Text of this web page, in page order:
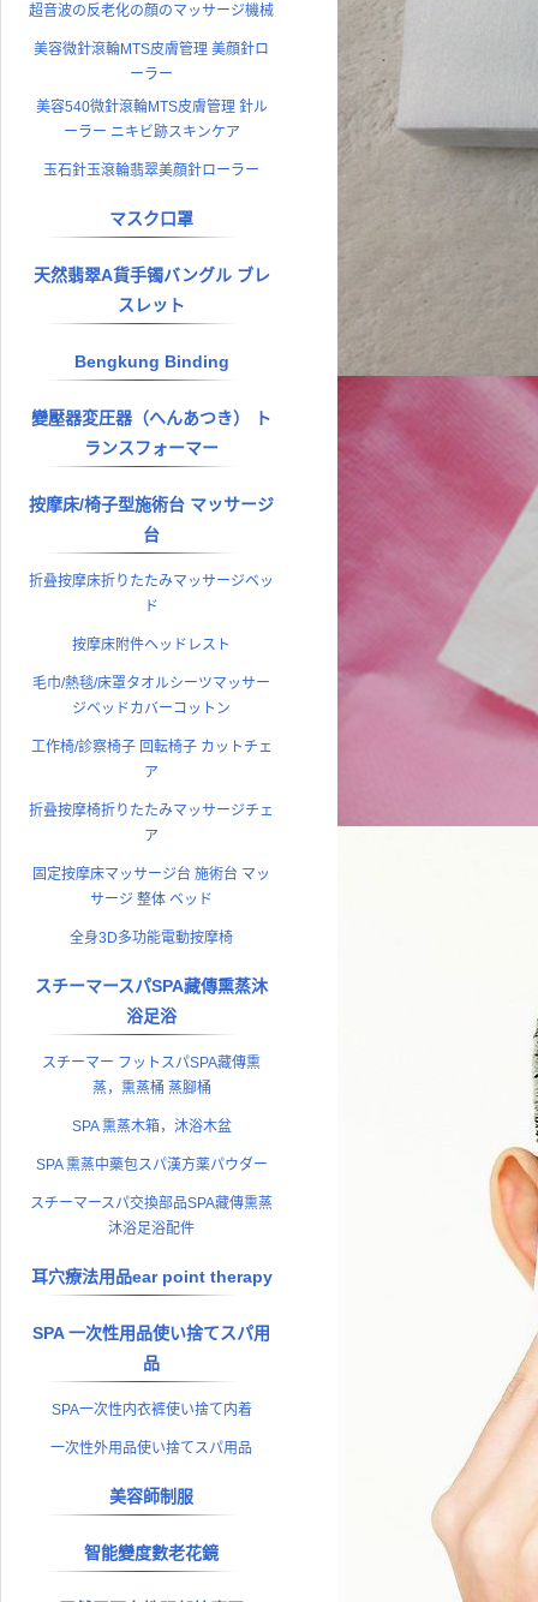
超音波の反老化の顔のマッサージ機械
美容微針滾輪MTS皮膚管理 美顔針ロ
ーラー
美容540微針滾輪MTS皮膚管理 針ル
ーラー ニキビ跡スキンケア
玉石針玉滾輪翡翠美顔針ローラー
マスク口罩
天然翡翠A貨手镯バングル ブレ
スレット
Bengkung Binding
變壓器変圧器（へんあつき） ト
ランスフォーマー
按摩床/椅子型施術台 マッサージ
台
折叠按摩床折りたたみマッサージベッ
ド
按摩床附件ヘッドレスト
毛巾/熱毯/床罩タオルシーツマッサー
ジベッドカバーコットン
工作椅/診察椅子 回転椅子 カットチェ
ア
折叠按摩椅折りたたみマッサージチェ
ア
固定按摩床マッサージ台 施術台 マッ
サージ 整体 ベッド
全身3D多功能電動按摩椅
スチーマースパSPA藏傳熏蒸沐
浴足浴
スチーマー フットスパSPA藏傳熏
蒸，熏蒸桶 蒸腳桶
SPA 熏蒸木箱，沐浴木盆
SPA 熏蒸中藥包スパ漢方薬パウダー
スチーマースパ交換部品SPA藏傳熏蒸
沐浴足浴配件
耳穴療法用品ear point therapy
SPA 一次性用品使い捨てスパ用
品
SPA一次性内衣裤使い捨て内着
一次性外用品使い捨てスパ用品
美容師制服
智能變度數老花鏡